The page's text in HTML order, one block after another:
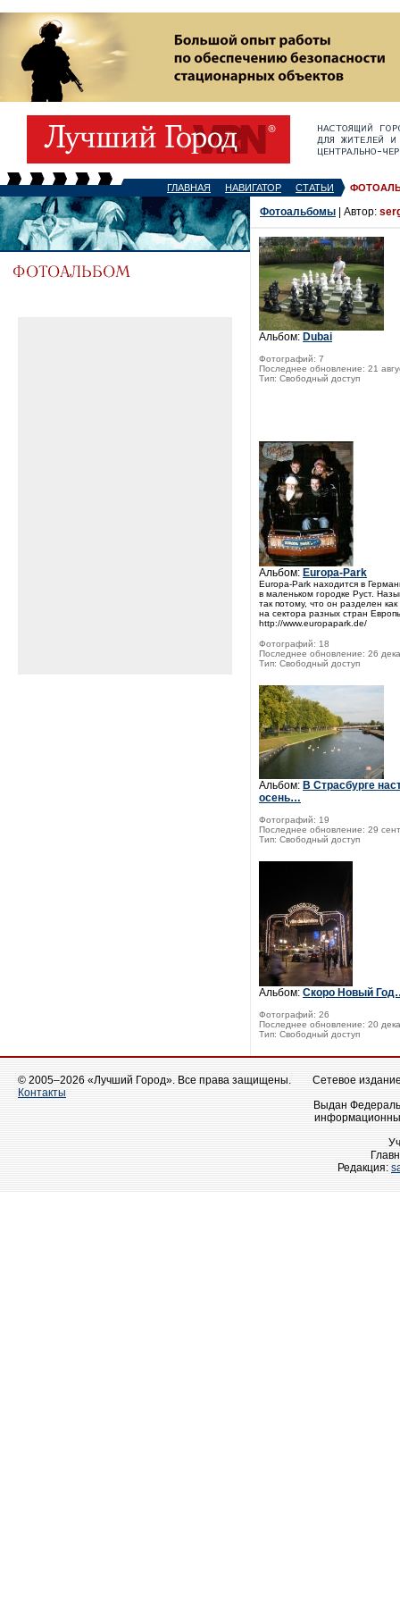
ГЛАВНАЯ НАВИГАТОР СТАТЬИ
Фотоальбомы | Автор:
Альбом: Dubai
Фотографий: 7
Последнее обновление: 21
Тип: Свободный доступ
Альбом: Europa-Park
Europa-Park находится в
в маленьком городке Руст.
так потому, что он разделен
на сектора разных стран
http://www.europapark.de/
Фотографий: 18
Последнее обновление: 26
Тип: Свободный доступ
Альбом: В Страсбурге
осень…
Фотографий: 19
Последнее обновление: 29
Тип: Свободный доступ
Альбом: Скоро Новый
Фотографий: 26
Последнее обновление: 20
Тип: Свободный доступ
© 2005–2026 «Лучший Город». Все права защищены.
Контакты
Сетевое
Выдан
Редакция: